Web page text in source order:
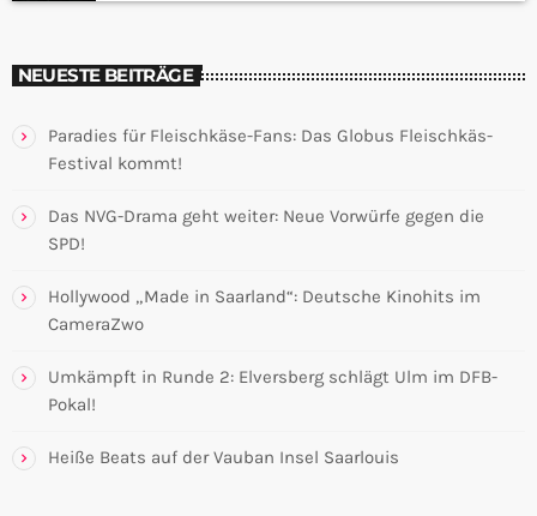
NEUESTE BEITRÄGE
Paradies für Fleischkäse-Fans: Das Globus Fleischkäs-
Festival kommt!
Das NVG-Drama geht weiter: Neue Vorwürfe gegen die
SPD!
Hollywood „Made in Saarland“: Deutsche Kinohits im
CameraZwo
Umkämpft in Runde 2: Elversberg schlägt Ulm im DFB-
Pokal!
Heiße Beats auf der Vauban Insel Saarlouis